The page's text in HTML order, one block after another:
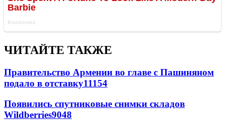
ЧИТАЙТЕ ТАКЖЕ
Правительство Армении во главе с Пашиняном
подало в отставку11154
Появились спутниковые снимки складов
Wildberries9048